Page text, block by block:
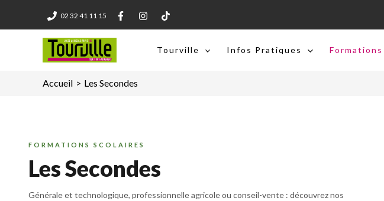
contenu
02 32 41 11 15
Tourville Infos Pratiques Formations
Accueil Les Secondes
FORMATIONS SCOLAIRES
Les Secondes
Générale et technologique, professionnelle agricole ou conseil-vente : découvrez nos